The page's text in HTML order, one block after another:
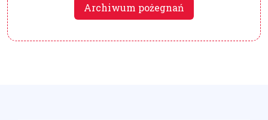
Archiwum pożegnań